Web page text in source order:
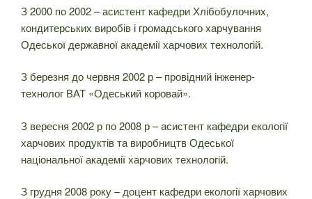
З 2000 по 2002 – асистент кафедри Хлібобулочних,
кондитерських виробів і громадського харчування
Одеської державної академії харчових технологій.
З березня до червня 2002 р – провідний інженер-
технолог ВАТ «Одеський коровай».
З вересня 2002 р по 2008 р – асистент кафедри екології
харчових продуктів та виробництв Одеської
національної академії харчових технологій.
З грудня 2008 року – доцент кафедри екології харчових